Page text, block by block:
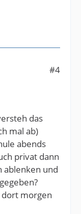
#4
das
mal ab)
abends
privat dann
ablenken und
dort morgen